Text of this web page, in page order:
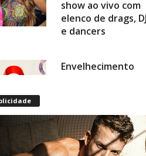
elenco de drags, DJs
e dancers
acelerado: pessoas
real, aponta
relatório
internacional